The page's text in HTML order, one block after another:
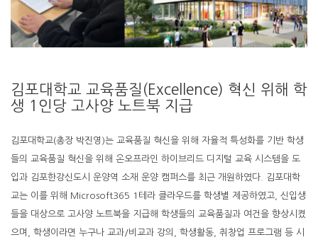
김포대학교 교육품질(Excellence) 혁신 위해 학
생 1인당 고사양 노트북 지급
김포대학교(총장 박진영)는 교육품질 혁신을 위해 자율적 특성화를 기반 학생
들의 교육품질 혁신을 위해 온오프라인 하이브리드 디지털 교육 시스템을 도
입과 김포한강신도시 운양역 소재 운양 캠퍼스를 최근 개원하였다. 김포대학
교는 이를 위해 Microsoft365 1테라 클라우드를 학생별 제공하였고, 신입생
들을 대상으로 고사양 노트북을 지급해 학생들의 교육품질과 여건을 향상시켰
으며, 학생이라면 누구나 교과/비교과 강의, 학생활동, 취창업 프로그램 등 시